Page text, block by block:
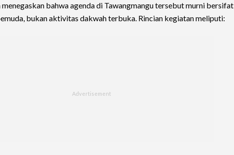
bahwa agenda di Tawangmangu tersebut murni bersifat
bukan aktivitas dakwah terbuka. Rincian kegiatan meliputi: